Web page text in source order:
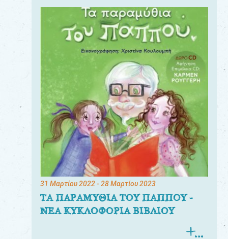
31 Μαρτίου 2022- 28 Μαρτίου 2023
ΤΑ ΠΑΡΑΜΥΘΙΑ ΤΟΥ ΠΑΠΠΟΥ -
ΝΕΑ ΚΥΚΛΟΦΟΡΙΑ ΒΙΒΛΙΟΥ